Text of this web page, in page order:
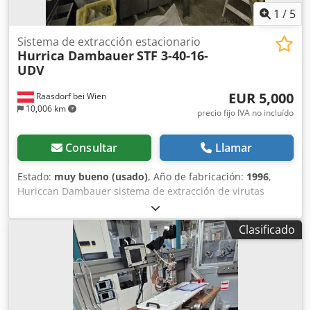
1 / 5
Raasdorf bei Wien
10,006 km
Sistema de extracción estacionario
Hurrica DambauerSTF 3-40-16-
UDV
EUR 5,000
precio fijo IVA no incluído
Consultar Llamar
Estado: muy bueno (usado), Año de fabricación: 1996,
Huriccan Dambauer sistema de extracción de virutas
Superficie de filtrado: 40 m² 4 barriles (contenedores de
virutas) Caudal de aire: 5000 m³ Potencia del motor: 5,5 kW
Completo con tuberías de aspiración y válvulas de cierre
neumáticas para 8 máquinas Autodesmontaje (desmontaje
y carga disponibles por un coste adicional) Dodpfx Asy Sv
Axscfekr Precio: 5000.- Disponible a partir de agosto de
Clasificado